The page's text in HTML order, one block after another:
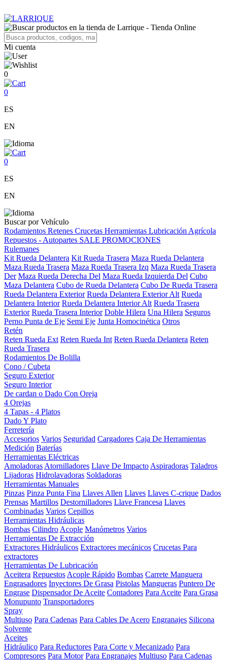
Mi cuenta
0
0
ES
EN
0
ES
EN
Buscar por Vehículo
Rodamientos Retenes Crucetas Herramientas Lubricación Agrícola
Repuestos - Autopartes SALE PROMOCIONES
Rulemanes
Kit Rueda Delantera Kit Rueda Trasera Maza Rueda Delantera
Maza Rueda Trasera Maza Rueda Trasera Izq Maza Rueda Trasera
Der Maza Rueda Derecha Del Maza Rueda Izquierda Del Cubo
Maza Delantera Cubo de Rueda Delantera Cubo De Rueda Trasera
Rueda Delantera Exterior Rueda Delantera Exterior Alt Rueda
Delantera Interior Rueda Delantera Interior Alt Rueda Trasera
Exterior Rueda Trasera Interior Doble Hilera Una Hilera Seguros
Perno Punta de Eje Semi Eje Junta Homocinética Otros
Retén
Reten Rueda Ext Reten Rueda Int Reten Rueda Delantera Reten
Rueda Trasera
Rodamientos De Bolilla
Cono / Cubeta
Seguro Exterior
Seguro Interior
De cardan o Dado Con Oreja
4 Orejas
4 Tapas - 4 Platos
Dado Y Plato
Ferretería
Accesorios Varios Seguridad Cargadores Caja De Herramientas
Medición Baterías
Herramientas Eléctricas
Amoladoras Atornilladores Llave De Impacto Aspiradoras Taladros
Lijadoras Hidrolavadoras Soldadoras
Herramientas Manuales
Pinzas Pinza Punta Fina Llaves Allen Llaves Llaves C-crique Dados
Prensas Martillos Destornilladores Llave Francesa Llaves
Combinadas Varios Cepillos
Herramientas Hidráulicas
Bombas Cilindro Acople Manómetros Varios
Herramientas De Extracción
Extractores Hidráulicos Extractores mecánicos Crucetas Para
extractores
Herramientas De Lubricación
Aceitera Repuestos Acople Rápido Bombas Carrete Manguera
Engrasadores Inyectores De Grasa Pistolas Mangueras Puntero De
Engrase Dispensador De Aceite Contadores Para Aceite Para Grasa
Monupunto Transportadores
Spray
Multiuso Para Cadenas Para Cables De Acero Engranajes Silicona
Solvente
Aceites
Hidráulico Para Reductores Para Corte y Mecanizado Para
Compresores Para Motor Para Engranajes Multiuso Para Cadenas